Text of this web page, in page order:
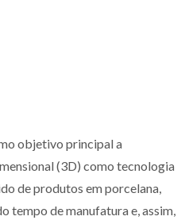
objetivo principal a
(3D) como tecnologia
de produtos em porcelana,
tempo de manufatura e, assim,